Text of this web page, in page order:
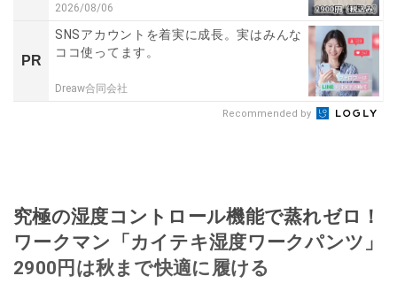
2026/08/06
PR
SNSアカウントを着実に成長。実はみんな
ココ使ってます。
Dreaw合同会社
Recommended by
究極の湿度コントロール機能で蒸れゼロ！
ワークマン「カイテキ湿度ワークパンツ」
2900円は秋まで快適に履ける